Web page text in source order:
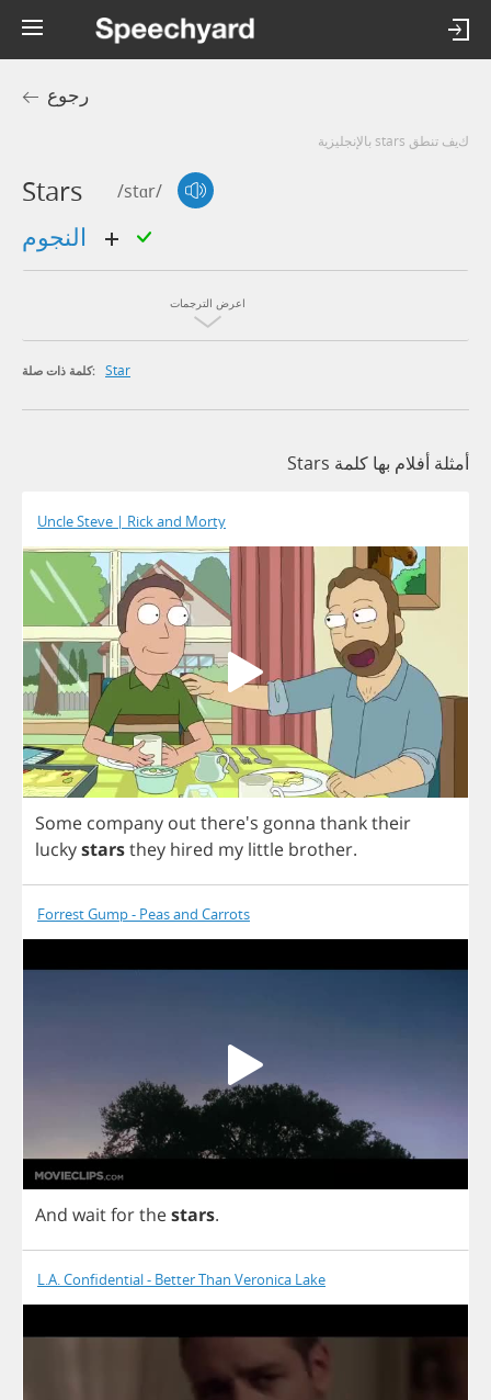
رجوع
كيف تنطق stars بالإنجليزية
Stars /stɑr/
اعرض الترجمات
كلمة ذات صلة: Star
أمثلة أفلام بها كلمة Stars
Uncle Steve | Rick and Morty
Some company outthere's gonna thanktheir
luckystarsthey hired my little brother.
Forrest Gump - Peas and Carrots
And waitforthestars.
L.A. Confidential - Better Than Veronica Lake